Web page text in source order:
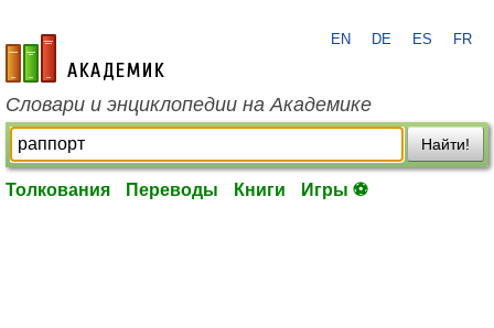
academic.ru
EN DE ES FR
Словари и энциклопедии на Академике
Найти!
Толкования Переводы Книги Игры ⚽